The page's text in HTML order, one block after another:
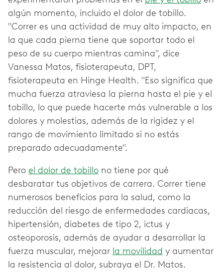
algún momento, incluido el dolor de tobillo.
"Correr es una actividad de muy alto impacto, en
la que cada pierna tiene que soportar todo el
peso de su cuerpo mientras camina", dice
Vanessa Matos, fisioterapeuta, DPT,
fisioterapeuta en Hinge Health. "Eso significa que
mucha fuerza atraviesa la pierna hasta el pie y el
tobillo, lo que puede hacerte más vulnerable a los
dolores y molestias, además de la rigidez y el
rango de movimiento limitado si no estás
preparado adecuadamente".
Pero el dolor de tobillo no tiene por qué
desbaratar tus objetivos de carrera. Correr tiene
numerosos beneficios para la salud, como la
reducción del riesgo de enfermedades cardiacas,
hipertensión, diabetes de tipo 2, ictus y
osteoporosis, además de ayudar a desarrollar la
fuerza muscular, mejorar la movilidad y aumentar
la resistencia al dolor, subraya el Dr. Matos.